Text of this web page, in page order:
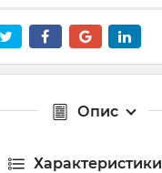
Опис
Характеристики